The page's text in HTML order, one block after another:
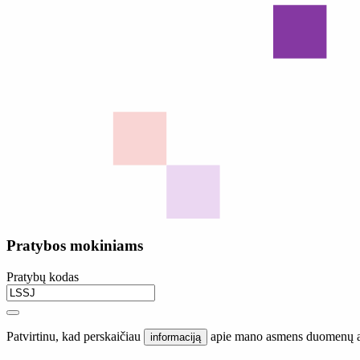
Pratybos mokiniams
Pratybų kodas
Patvirtinu, kad perskaičiau informaciją apie mano asmens duomenų